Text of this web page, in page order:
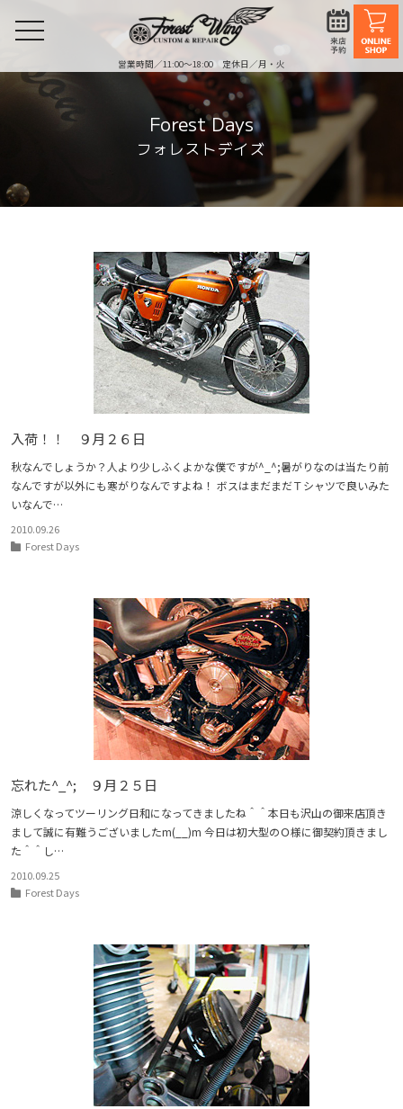
営業時間／11:00〜18:00 定休日／月・火
toggle
Forest Days
フォレストデイズ
入荷！！ ９月２６日
秋なんでしょうか？人より少しふくよかな僕ですが^_^;暑がりなのは当たり前
なんですが以外にも寒がりなんですよね！ ボスはまだまだＴシャツで良いみた
いなんで…
2010.09.26
Forest Days
忘れた^_^; ９月２５日
涼しくなってツーリング日和になってきましたね＾＾本日も沢山の御来店頂き
まして誠に有難うございましたm(__)m 今日は初大型のＯ様に御契約頂きまし
た＾＾し…
2010.09.25
Forest Days